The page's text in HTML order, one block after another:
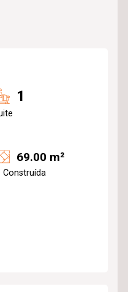
1
69.00 m²
Construída